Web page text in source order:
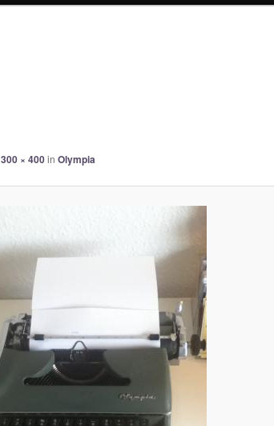
300 × 400in Olympia